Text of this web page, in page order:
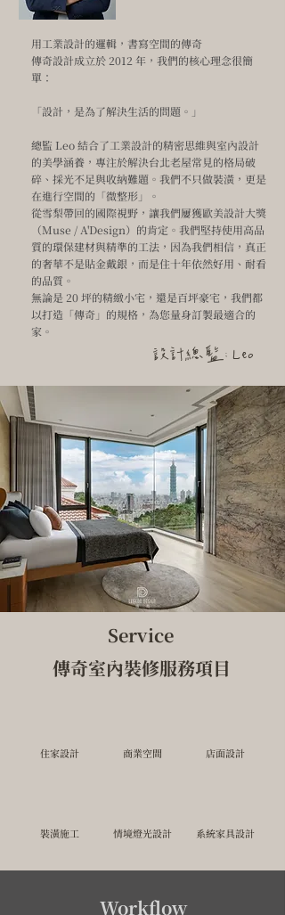
用工業設計的邏輯，書寫空間的傳奇
傳奇設計成立於 2012 年，我們的核心理念很簡
單：
「設計，是為了解決生活的問題。」
總監 Leo 結合了工業設計的精密思維與室內設計
的美學涵養，專注於解決台北老屋常見的格局破
碎、採光不足與收納難題。我們不只做裝潢，更是
在進行空間的「微整形」。
從雪梨帶回的國際視野，讓我們屢獲歐美設計大獎
（Muse / A'Design）的肯定。我們堅持使用高品
質的環保建材與精準的工法，因為我們相信，真正
的奢華不是貼金戴銀，而是住十年依然好用、耐看
的品質。
無論是 20 坪的精緻小宅，還是百坪豪宅，我們都
以打造「傳奇」的規格，為您量身訂製最適合的
家。
設計總監: Leo
Service
傳奇室內裝修服務項目
​住家設計
裝潢施工
​商業空間
​情境燈光設計
店面設計
系統家具設計
Workflow